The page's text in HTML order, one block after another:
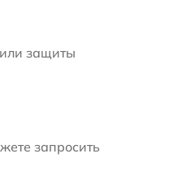
защиты
запросить